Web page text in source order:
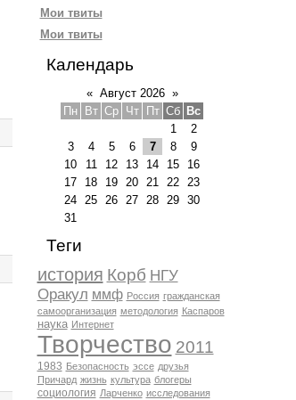
Мои твиты
Мои твиты
Календарь
« Август 2026 »
Пн
Вт Ср Чт Пт Сб Вс
1
2
3
4 5 6 7 8
9
10
11 12 13 14 15
16
17
18 19 20 21 22 23
24 25 26 27 28 29 30
31
Теги
история Корб НГУ
Оракул ммф Россия гражданская
самоорганизация методология Каспаров
наука Интернет
Творчество 2011
1983 Безопасность эссе друзья
Причард жизнь культура блогеры
социология Ларченко исследования